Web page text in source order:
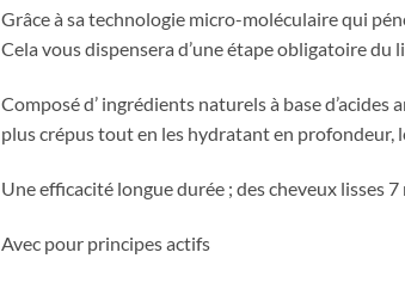
Grâce à sa technologie micro-moléculaire qui
Cela vous dispensera d’une étape obligatoire du
Composé d’ ingrédients naturels à base
plus crépus tout en les hydratant en
Une efficacité longue durée ; des cheveux lisses
Avec pour principes actifs